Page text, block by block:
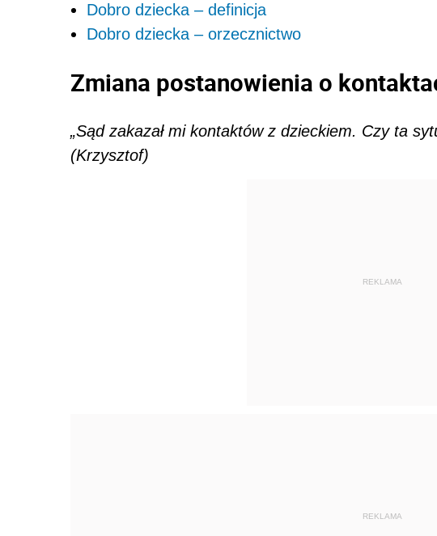
Dobro dziecka – definicja
Dobro dziecka – orzecznictwo
Zmiana postanowienia o
„Sąd zakazał mi kontaktów z dzieckiem. Czy ta
(Krzysztof)
REKLAMA
REKLAMA